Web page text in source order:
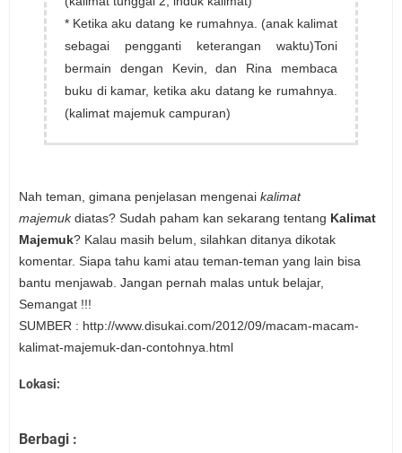
* Ketika aku datang ke rumahnya. (anak kalimat
sebagai pengganti keterangan waktu)Toni
bermain dengan Kevin, dan Rina membaca
buku di kamar, ketika aku datang ke rumahnya.
(kalimat majemuk campuran)
Nah teman, gimana penjelasan mengenai kalimat
majemuk diatas? Sudah paham kan sekarang tentang Kalimat
Majemuk? Kalau masih belum, silahkan ditanya dikotak
komentar. Siapa tahu kami atau teman-teman yang lain bisa
bantu menjawab. Jangan pernah malas untuk belajar,
Semangat !!!
SUMBER : http://www.disukai.com/2012/09/macam-macam-
kalimat-majemuk-dan-contohnya.html
Lokasi:
Berbagi :